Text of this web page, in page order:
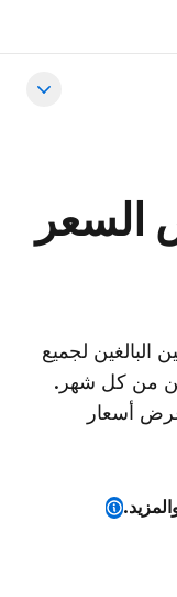
لجميع
من كل شهر.
عرض أسعار